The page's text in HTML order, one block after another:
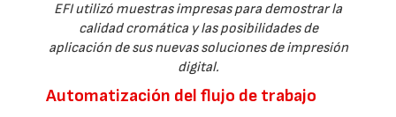
EFI utilizó muestras impresas para demostrar la
calidad cromática y las posibilidades de
aplicación de sus nuevas soluciones de impresión
digital.
Automatización del flujo de trabajo